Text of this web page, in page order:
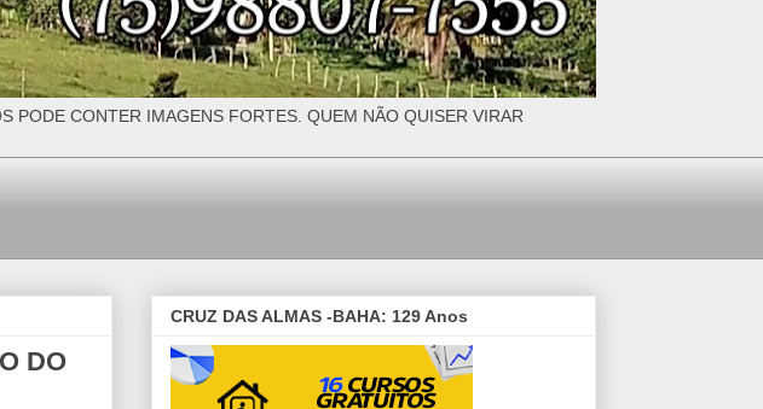
PODE CONTER IMAGENS FORTES. QUEM NÃO QUISER VIRAR
DO
CRUZ DAS ALMAS -BAHA: 129 Anos